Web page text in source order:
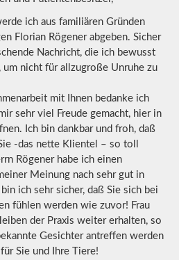
ich aus familiären Gründen
Florian Rögener abgeben. Sicher
Nachricht, die ich bewusst
um nicht für allzugroße Unruhe zu
mit Ihnen bedanke ich
sehr viel Freude gemacht, hier in
Ich bin dankbar und froh, daß
-das nette Klientel – so toll
Rögener habe ich einen
Meinung nach sehr gut in
ich sehr sicher, daß Sie sich bei
fühlen werden wie zuvor! Frau
der Praxis weiter erhalten, so
Gesichter antreffen werden
Sie und Ihre Tiere!